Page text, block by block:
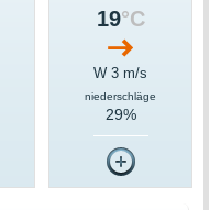
19°C
W 3 m/s
niederschläge
29%